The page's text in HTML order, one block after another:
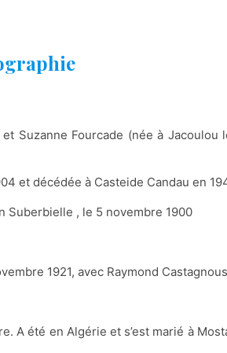
Suzanne Fourcade (née à Jacoulou
et décédée à Casteide Candau en
Suberbielle , le 5 novembre 1900
1921, avec Raymond
été en Algérie et s’est marié à